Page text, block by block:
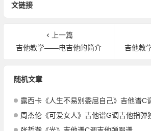
文链接
上一篇
吉他教学——电吉他的简介
吉他教学
随机文章
露西卡《人生不易别委屈自己》吉他谱C
周杰伦《可爱女人》吉他谱G调吉他指弹